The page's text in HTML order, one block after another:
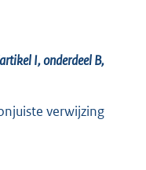
I, onderdeel B,
verwijzing